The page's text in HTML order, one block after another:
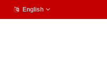
English